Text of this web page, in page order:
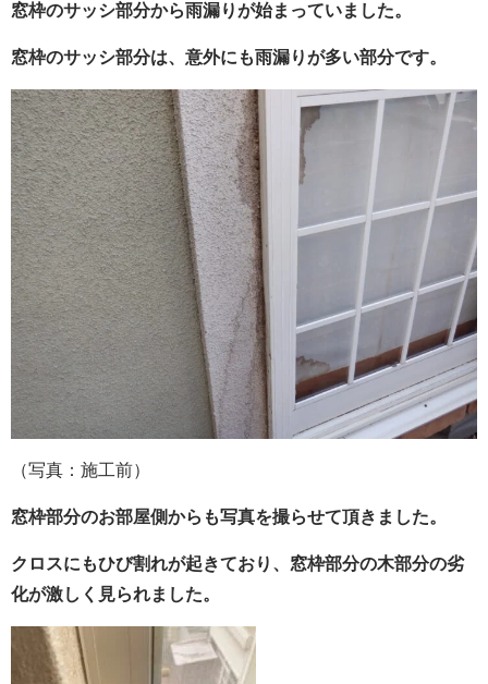
窓枠のサッシ部分から雨漏りが始まっていました。
窓枠のサッシ部分は、意外にも雨漏りが多い部分です。
（写真：施工前）
窓枠部分のお部屋側からも写真を撮らせて頂きました。
クロスにもひび割れが起きており、窓枠部分の木部分の劣
化が激しく見られました。